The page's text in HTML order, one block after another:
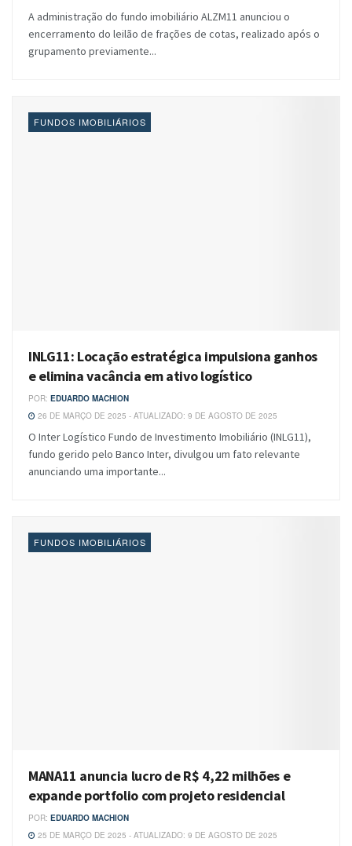
A administração do fundo imobiliário ALZM11 anunciou o
encerramento do leilão de frações de cotas, realizado após o
grupamento previamente...
FUNDOS IMOBILIÁRIOS
INLG11: Locação estratégica impulsiona ganhos
e elimina vacância em ativo logístico
POR: EDUARDO MACHION
26 DE MARÇO DE 2025 - ATUALIZADO: 9 DE AGOSTO DE 2025
O Inter Logístico Fundo de Investimento Imobiliário (INLG11),
fundo gerido pelo Banco Inter, divulgou um fato relevante
anunciando uma importante...
FUNDOS IMOBILIÁRIOS
MANA11 anuncia lucro de R$ 4,22 milhões e
expande portfolio com projeto residencial
POR: EDUARDO MACHION
25 DE MARÇO DE 2025 - ATUALIZADO: 9 DE AGOSTO DE 2025